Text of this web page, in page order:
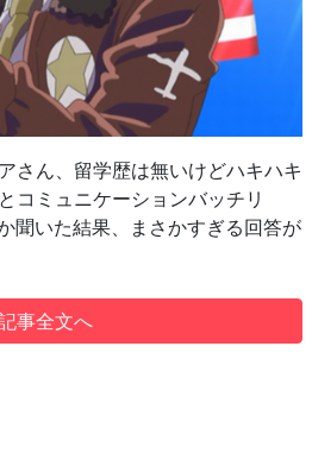
さん、留学歴は無いけどハキハキ
コミュニケーションバッチリ
いた結果、まさかすぎる回答が
事全文へ